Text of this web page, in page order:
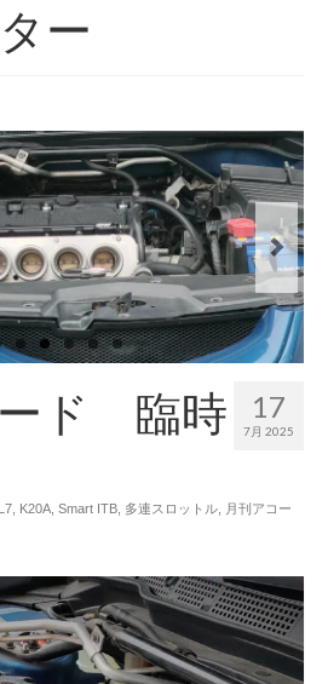
ー
17
7月 2025
ド 臨時
, K20A, Smart ITB, 多連スロットル, 月刊アコー